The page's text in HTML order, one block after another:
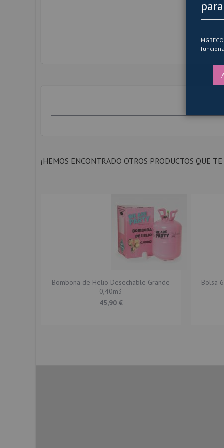
¡HEMOS ENCONTRADO OTROS PRODUCTOS QUE
Bombona de Helio Desechable Grande
0,40m3
45,90 €
Bolsa